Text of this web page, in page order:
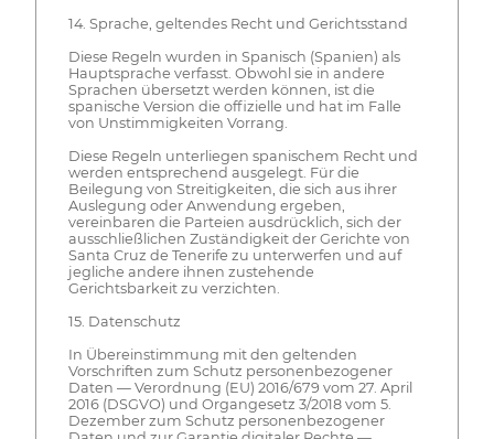
14. Sprache, geltendes Recht und Gerichtsstand
Diese Regeln wurden in Spanisch (Spanien) als
Hauptsprache verfasst. Obwohl sie in andere
Sprachen übersetzt werden können, ist die
spanische Version die offizielle und hat im Falle
von Unstimmigkeiten Vorrang.
Diese Regeln unterliegen spanischem Recht und
werden entsprechend ausgelegt. Für die
Beilegung von Streitigkeiten, die sich aus ihrer
Auslegung oder Anwendung ergeben,
vereinbaren die Parteien ausdrücklich, sich der
ausschließlichen Zuständigkeit der Gerichte von
Santa Cruz de Tenerife zu unterwerfen und auf
jegliche andere ihnen zustehende
Gerichtsbarkeit zu verzichten.
15. Datenschutz
In Übereinstimmung mit den geltenden
Vorschriften zum Schutz personenbezogener
Daten — Verordnung (EU) 2016/679 vom 27. April
2016 (DSGVO) und Organgesetz 3/2018 vom 5.
Dezember zum Schutz personenbezogener